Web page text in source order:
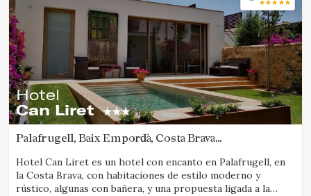
Hotel
Can Liret
Palafrugell, Baix Empordà, Costa Brava
Hotel Can Liret es un hotel con encanto en Palafrugell, en
la Costa Brava, con habitaciones de estilo moderno y
rústico, algunas con bañera, y una propuesta ligada a la